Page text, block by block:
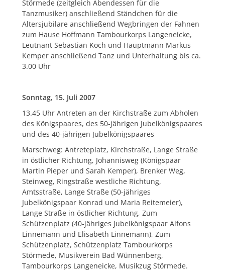
Störmede (zeitgleich Abendessen für die
Tanzmusiker) anschließend Ständchen für die
Altersjubilare anschließend Wegbringen der Fahnen
zum Hause Hoffmann Tambourkorps Langeneicke,
Leutnant Sebastian Koch und Hauptmann Markus
Kemper anschließend Tanz und Unterhaltung bis ca.
3.00 Uhr
Sonntag, 15. Juli 2007
13.45 Uhr Antreten an der Kirchstraße zum Abholen
des Königspaares, des 50-jährigen Jubelkönigspaares
und des 40-jährigen Jubelkönigspaares
Marschweg: Antreteplatz, Kirchstraße, Lange Straße
in östlicher Richtung, Johannisweg (Königspaar
Martin Pieper und Sarah Kemper), Brenker Weg,
Steinweg, Ringstraße westliche Richtung,
Amtsstraße, Lange Straße (50-jähriges
Jubelkönigspaar Konrad und Maria Reitemeier),
Lange Straße in östlicher Richtung, Zum
Schützenplatz (40-jähriges Jubelkönigspaar Alfons
Linnemann und Elisabeth Linnemann), Zum
Schützenplatz, Schützenplatz Tambourkorps
Störmede, Musikverein Bad Wünnenberg,
Tambourkorps Langeneicke, Musikzug Störmede.